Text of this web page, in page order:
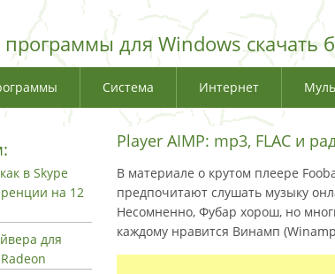
для Windows скачать
Система Интернет
Player AIMP: mp3, FLAC и
В материале о крутом плеере
предпочитают слушать музыку
Несомненно, Фубар хорош, но
каждому нравится Винамп
в Skype
на 12
для